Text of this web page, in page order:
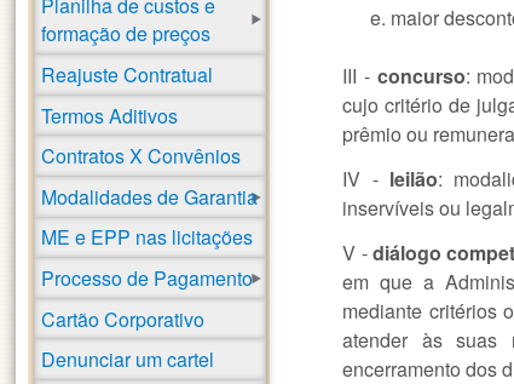
maior
III - concurso:
cujo critério de
prêmio ou
IV - leilão:
inservíveis ou
V -diálogo
em que a
mediante critérios
atender às suas
encerramento dos
Planilha de custos e
formação de preços
Reajuste Contratual
Termos Aditivos
Contratos X Convênios
Modalidades de Garantia
ME e EPP nas licitações
Processo de Pagamento
Cartão Corporativo
Denunciar um cartel